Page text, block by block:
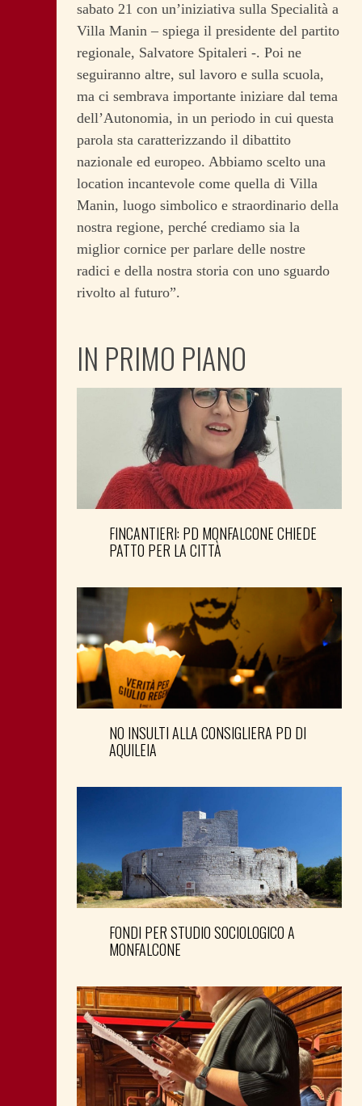
sabato 21 con un’iniziativa sulla Specialità a
Villa Manin – spiega il presidente del partito
regionale, Salvatore Spitaleri -. Poi ne
seguiranno altre, sul lavoro e sulla scuola,
ma ci sembrava importante iniziare dal tema
dell’Autonomia, in un periodo in cui questa
parola sta caratterizzando il dibattito
nazionale ed europeo. Abbiamo scelto una
location incantevole come quella di Villa
Manin, luogo simbolico e straordinario della
nostra regione, perché crediamo sia la
miglior cornice per parlare delle nostre
radici e della nostra storia con uno sguardo
rivolto al futuro”.
IN PRIMO PIANO
FINCANTIERI: PD MONFALCONE CHIEDE
PATTO PER LA CITTÀ
NO INSULTI ALLA CONSIGLIERA PD DI
AQUILEIA
FONDI PER STUDIO SOCIOLOGICO A
MONFALCONE